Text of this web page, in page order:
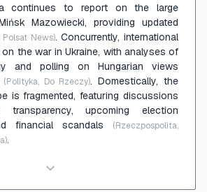
continues to report on the large
Mazowiecki, providing updated
Polsat News). Concurrently, international
the war in Ukraine, with analyses of
and polling on Hungarian views
(Polityka, Do Rzeczy). Domestically, the
is fragmented, featuring discussions
transparency, upcoming election
financial scandals
(Rzeczpospolita,
.